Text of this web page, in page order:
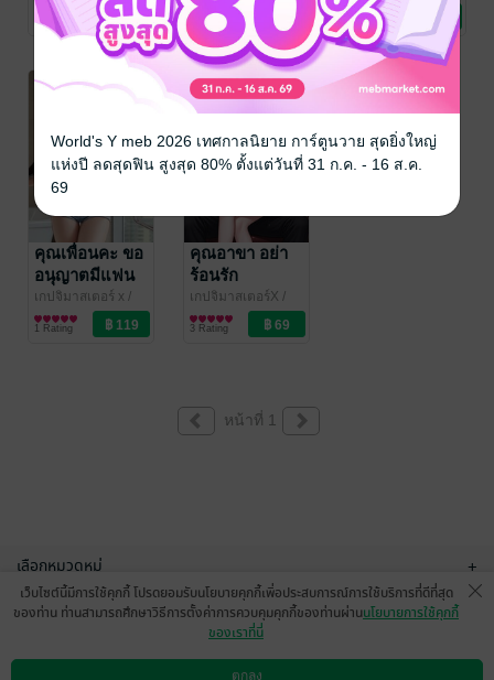
นิยายโรมานซ์
1 Rating 1 Rating 1 Rating
คุณเพื่อนคะ ขอ
อนุญาตมีแฟน
ค่ะ
เกปจิมาสเตอร์ x /
คาราเมล
นิยายโรมานซ์
1 Rating
คุณอาขา อย่า
ร้อนรัก
เกปจิมาสเตอร์X /
คาราเมล
นิยายโรมานซ์
3 Rating
หน้าที่ 1
เลือกหมวดหมู่ +
บริการช่วยเหลือ
เว็บไซต์นี้มีการใช้คุกกี้ โปรดยอมรับนโยบายคุกกี้เพื่อประสบการณ์การใช้บริการที่ดีที่สุด
ของท่าน ท่านสามารถศึกษาวิธีการตั้งค่าการควบคุมคุกกี้ของท่านผ่านนโยบายการใช้คุกกี้
ของเราที่นี่
ตกลง
World's Y meb 2026 เทศกาลนิยาย การ์ตูนวาย สุดยิ่งใหญ่
แห่งปี ลดสุดฟิน สูงสุด 80% ตั้งแต่วันที่ 31 ก.ค. - 16 ส.ค.
69